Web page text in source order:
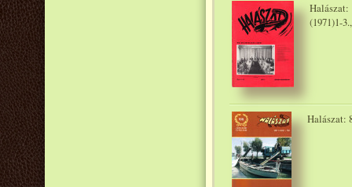
Halászat:
(1971)1-
Halászat: